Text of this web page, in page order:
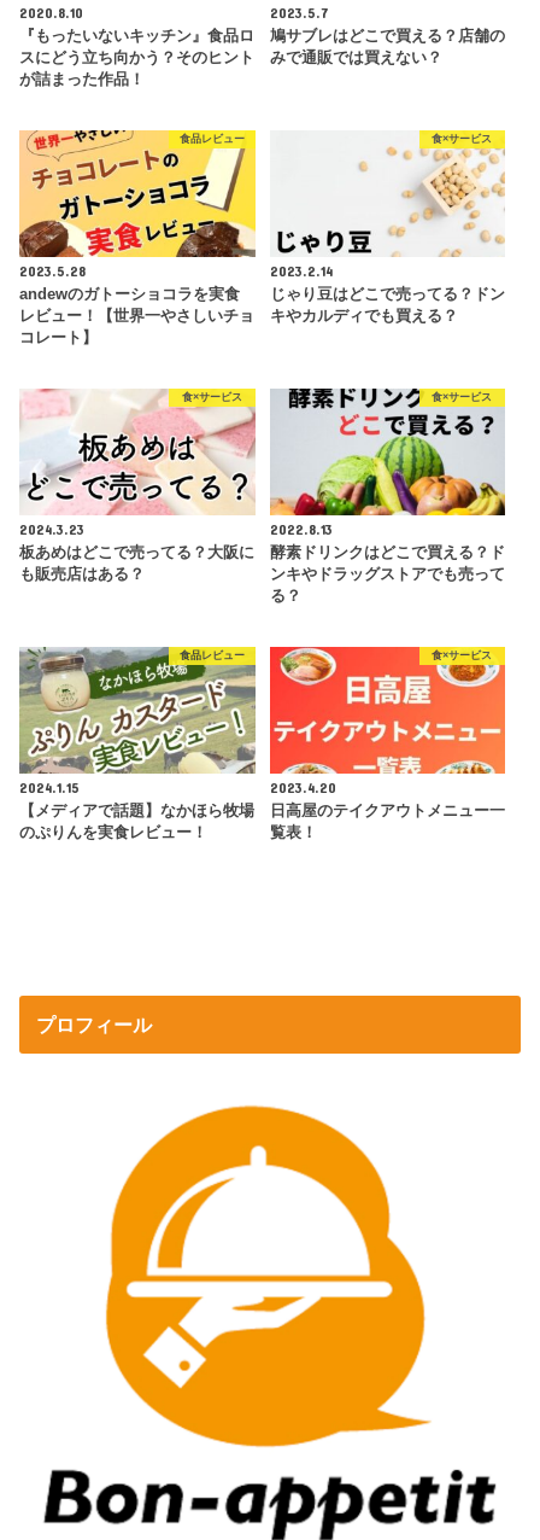
2020.8.10
『もったいないキッチン』食品ロ
スにどう立ち向かう？そのヒント
が詰まった作品！
2023.5.7
鳩サブレはどこで買える？店舗の
みで通販では買えない？
食品レビュー
2023.5.28
andewのガトーショコラを実食
レビュー！【世界一やさしいチョ
コレート】
食×サービス
2023.2.14
じゃり豆はどこで売ってる？ドン
キやカルディでも買える？
食×サービス
2024.3.23
板あめはどこで売ってる？大阪に
も販売店はある？
食×サービス
2022.8.13
酵素ドリンクはどこで買える？ド
ンキやドラッグストアでも売って
る？
食品レビュー
2024.1.15
【メディアで話題】なかほら牧場
のぷりんを実食レビュー！
食×サービス
2023.4.20
日高屋のテイクアウトメニュー一
覧表！
プロフィール